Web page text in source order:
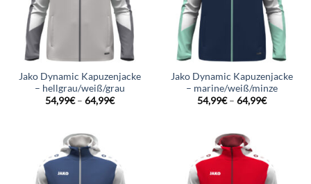
Jako Dynamic Kapuzenjacke
– hellgrau/weiß/grau
54,99€– 64,99€
Jako Dynamic Kapuzenjacke
– marine/weiß/minze
54,99€– 64,99€